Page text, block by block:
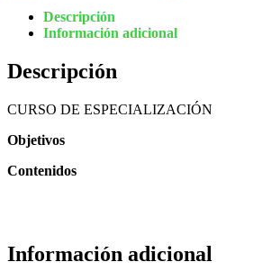
Descripción
Información adicional
Descripción
CURSO DE ESPECIALIZACIÓN
Objetivos
Contenidos
Información adicional